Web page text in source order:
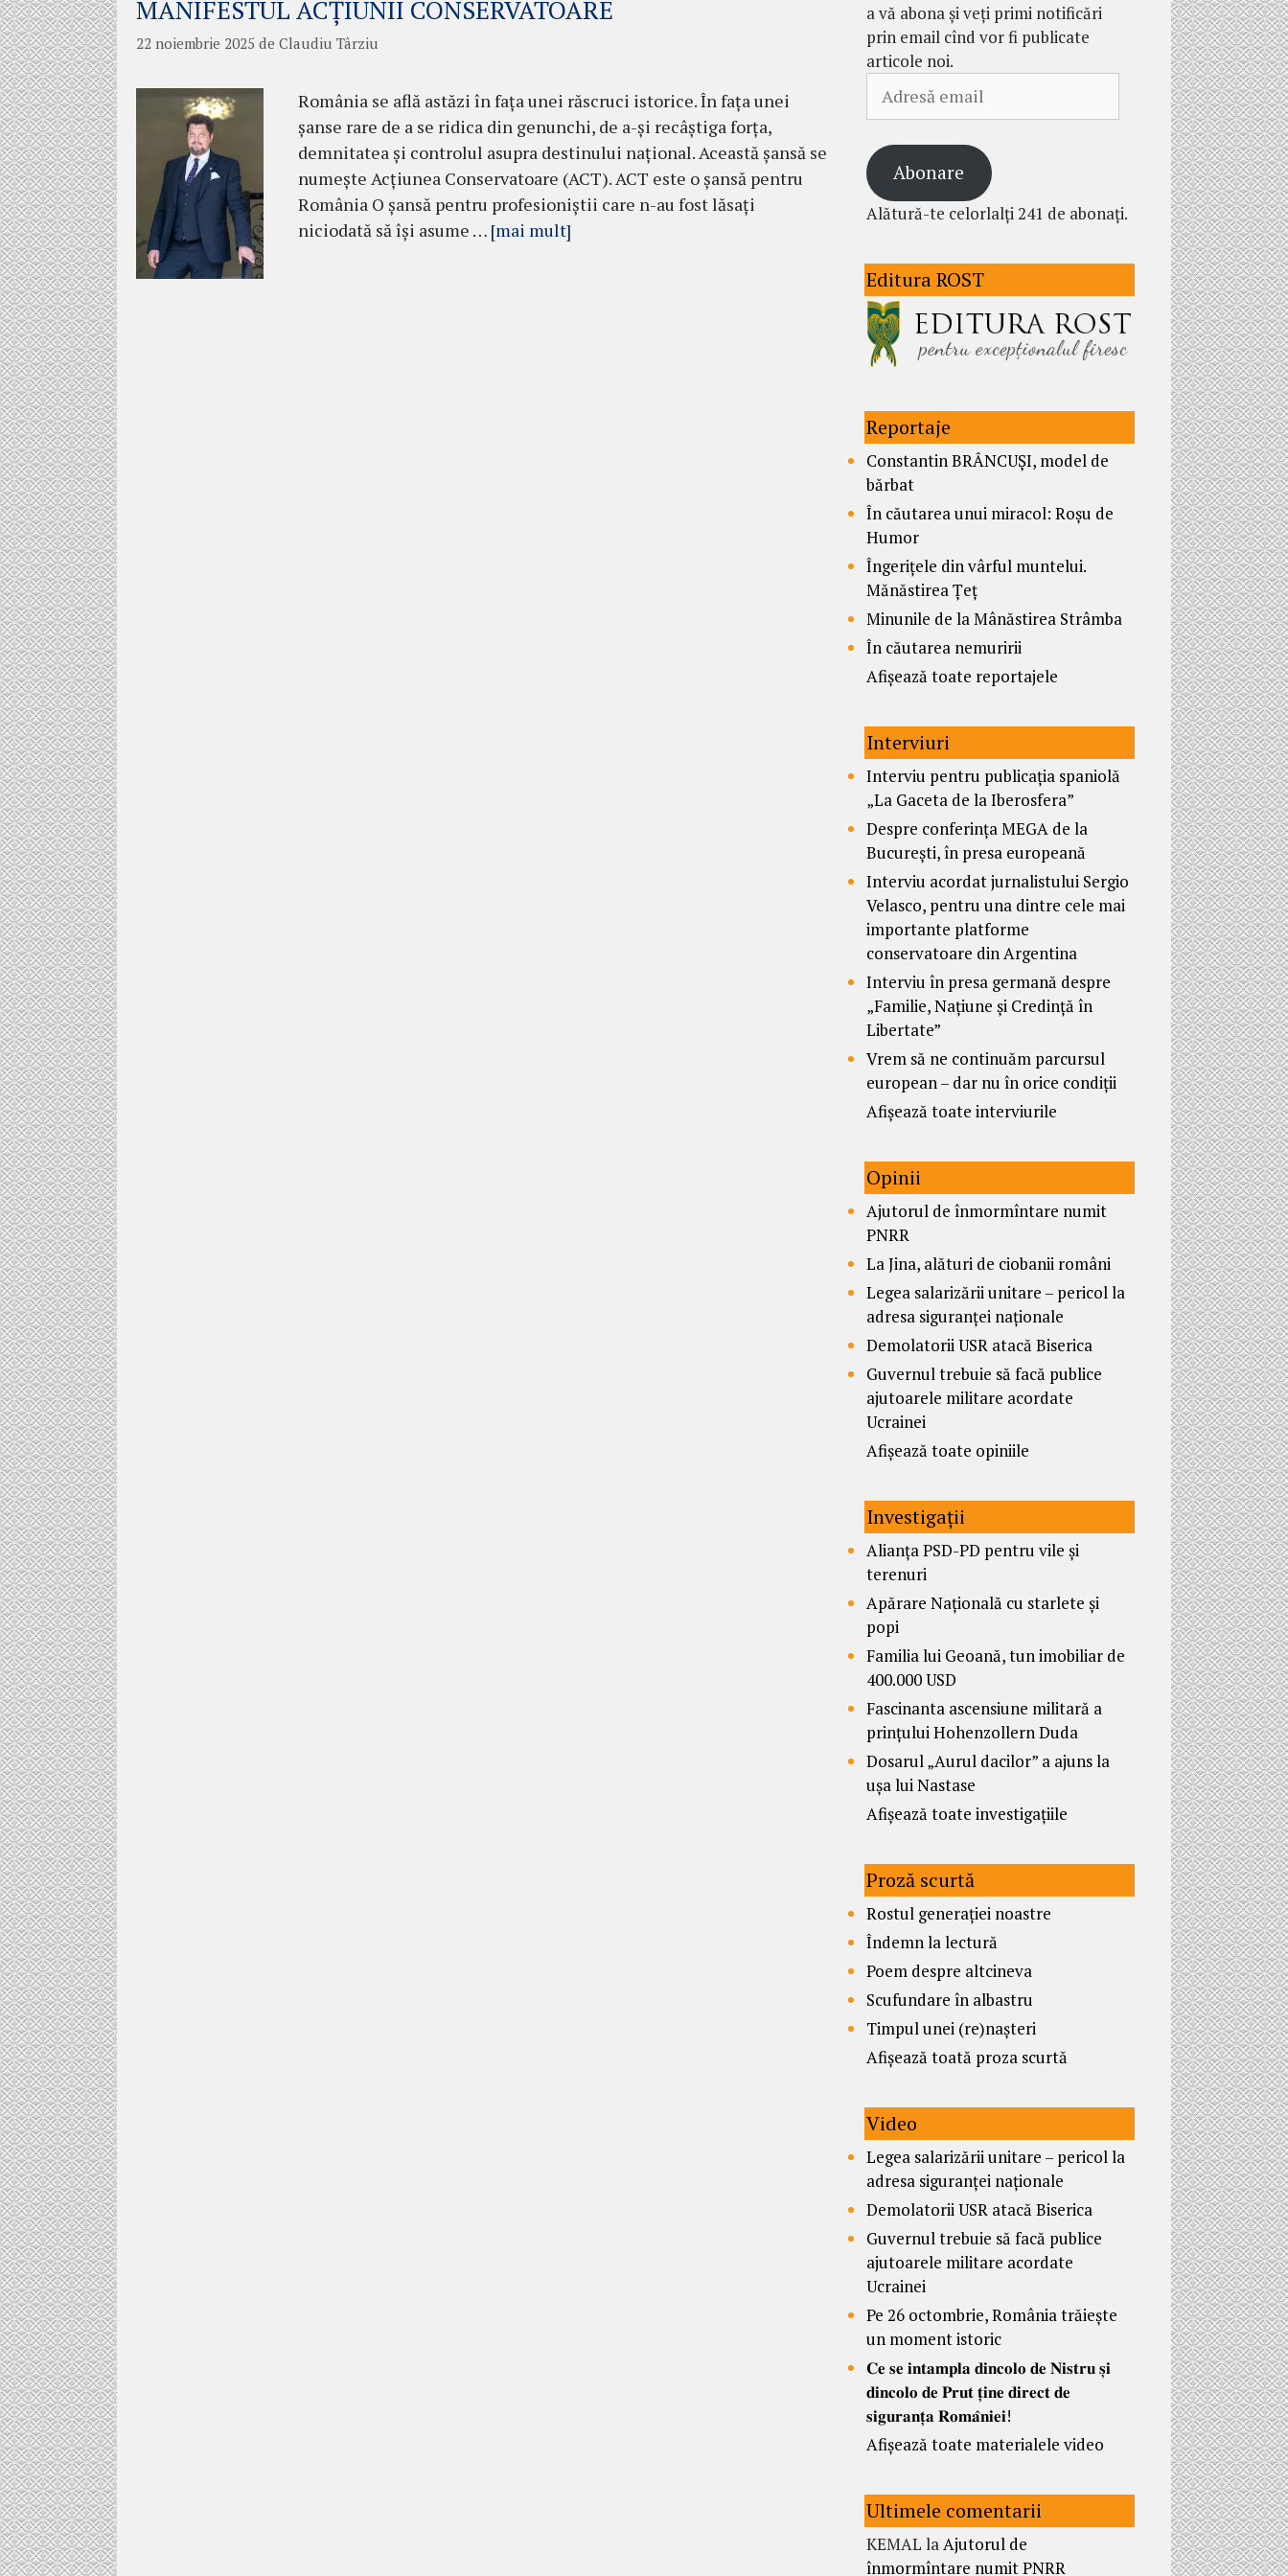
MANIFESTUL ACȚIUNII CONSERVATOARE
22 noiembrie 2025 de Claudiu Târziu
România se află astăzi în fața unei răscruci istorice. În fața unei
șanse rare de a se ridica din genunchi, de a-și recâștiga forța,
demnitatea și controlul asupra destinului național. Această șansă se
numește Acțiunea Conservatoare (ACT). ACT este o șansă pentru
România O șansă pentru profesioniștii care n-au fost lăsați
niciodată să își asume … [mai mult]
a vă abona și veți primi notificări
prin email cînd vor fi publicate
articole noi.
email
Abonare
Alătură-te celorlalți 241 de abonați.
Editura ROST
Reportaje
Constantin BRÂNCUȘI, model de
bărbat
În căutarea unui miracol: Roșu de
Humor
Îngerițele din vârful muntelui.
Mănăstirea Țeț
Minunile de la Mânăstirea Strâmba
În căutarea nemuririi
Afișează toate reportajele
Interviuri
Interviu pentru publicația spaniolă
„La Gaceta de la Iberosfera”
Despre conferința MEGA de la
București, în presa europeană
Interviu acordat jurnalistului Sergio
Velasco, pentru una dintre cele mai
importante platforme
conservatoare din Argentina
Interviu în presa germană despre
„Familie, Națiune și Credință în
Libertate”
Vrem să ne continuăm parcursul
european – dar nu în orice condiții
Afișează toate interviurile
Opinii
Ajutorul de înmormîntare numit
PNRR
La Jina, alături de ciobanii români
Legea salarizării unitare – pericol la
adresa siguranței naționale
Demolatorii USR atacă Biserica
Guvernul trebuie să facă publice
ajutoarele militare acordate
Ucrainei
Afișează toate opiniile
Investigații
Alianța PSD-PD pentru vile și
terenuri
Apărare Națională cu starlete și
popi
Familia lui Geoană, tun imobiliar de
400.000 USD
Fascinanta ascensiune militară a
prințului Hohenzollern Duda
Dosarul „Aurul dacilor” a ajuns la
ușa lui Nastase
Afișează toate investigațiile
Proză scurtă
Rostul generației noastre
Îndemn la lectură
Poem despre altcineva
Scufundare în albastru
Timpul unei (re)nașteri
Afișează toată proza scurtă
Video
Legea salarizării unitare – pericol la
adresa siguranței naționale
Demolatorii USR atacă Biserica
Guvernul trebuie să facă publice
ajutoarele militare acordate
Ucrainei
Pe 26 octombrie, România trăiește
un moment istoric
𝐂𝐞 𝐬𝐞 𝐢𝐧𝐭𝐚𝐦𝐩𝐥𝐚 𝐝𝐢𝐧𝐜𝐨𝐥𝐨 𝐝𝐞 𝐍𝐢𝐬𝐭𝐫𝐮 𝐬̦𝐢
𝐝𝐢𝐧𝐜𝐨𝐥𝐨 𝐝𝐞 𝐏𝐫𝐮𝐭 𝐭̦𝐢𝐧𝐞 𝐝𝐢𝐫𝐞𝐜𝐭 𝐝𝐞
𝐬𝐢𝐠𝐮𝐫𝐚𝐧𝐭̦𝐚 𝐑𝐨𝐦𝐚̂𝐧𝐢𝐞𝐢!
Afișează toate materialele video
Ultimele comentarii
KEMAL laAjutorul de
înmormîntare numit PNRR